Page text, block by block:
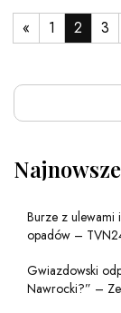
« 1 2 3
Burze z ulewami
opadów –
Gwiazdowski
Nawrocki?” –